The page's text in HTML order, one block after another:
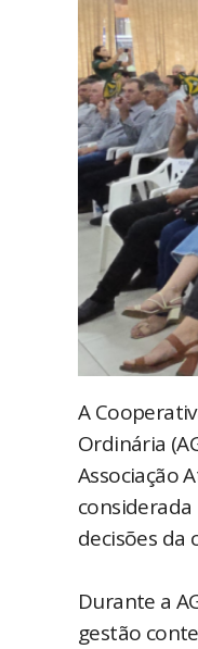
A
Ordinária
Associação
decisões da
Durante a
gestão